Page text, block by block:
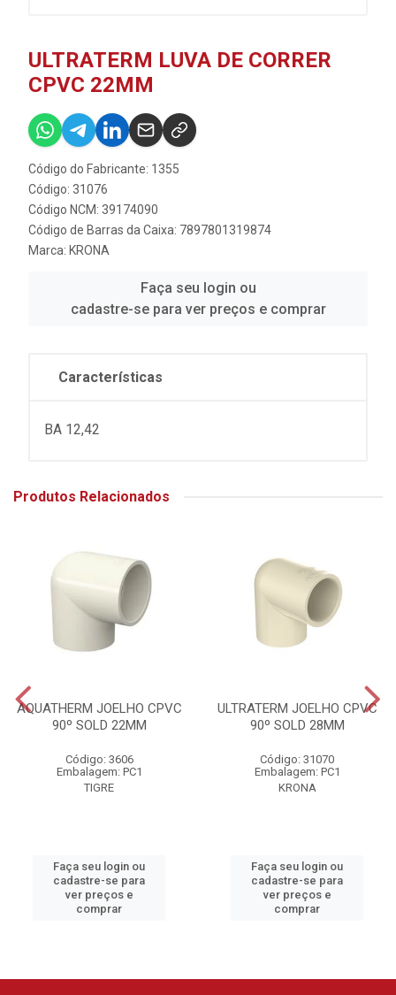
ULTRATERM LUVA DE CORRER
CPVC 22MM
Código do Fabricante: 1355
Código: 31076
Código NCM: 39174090
Código de Barras da Caixa: 7897801319874
Marca: KRONA
Faça seu login ou
cadastre-se para ver preços e comprar
Características
BA 12,42
Produtos Relacionados
AQUATHERM JOELHO CPVC
90º SOLD 22MM
Código: 3606
Embalagem: PC1
TIGRE
Faça seu login ou
cadastre-se para
ver preços e
comprar
ULTRATERM JOELHO CPVC
90º SOLD 28MM
Código: 31070
Embalagem: PC1
KRONA
Faça seu login ou
cadastre-se para
ver preços e
comprar